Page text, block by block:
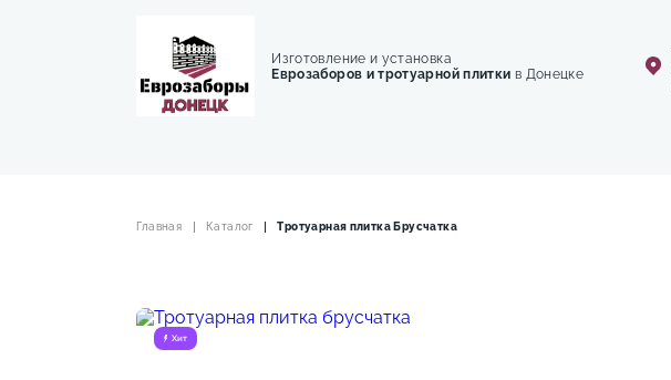
Изготовление и установка
Еврозаборов и тротуарной плитки в Донецке
Главная Каталог Тротуарная плитка Брусчатка
Хит